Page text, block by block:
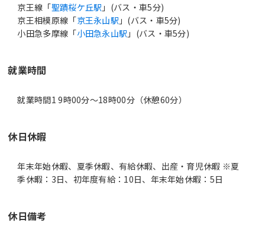
京王線「聖蹟桜ケ丘駅 」(バス・車5分)
京王相模原線「京王永山駅 」(バス・車5分)
小田急多摩線「小田急永山駅 」(バス・車5分)
就業時間
就業時間1 9時00分〜18時00分（休憩60分）
休日休暇
年末年始休暇、夏季休暇、有給休暇、出産・育児休暇 ※夏
季休暇：3日、初年度有給：10日、年末年始休暇：5日
休日備考